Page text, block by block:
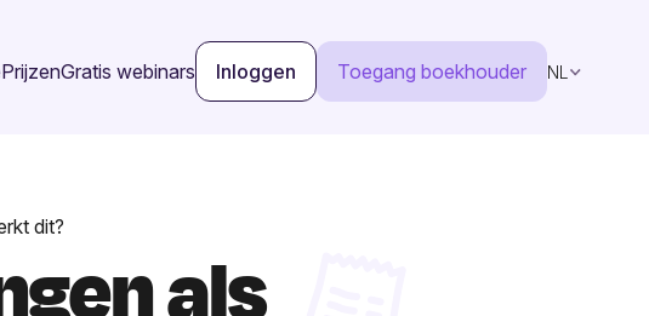
PrijzenGratis webinars Inloggen Toegang boekhouder NL
dit?